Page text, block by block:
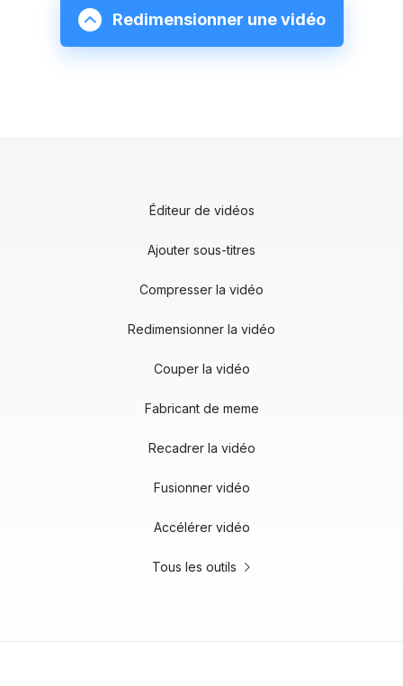
Redimensionner une vidéo
Éditeur de vidéos
Ajouter sous-titres
Compresser la vidéo
Redimensionner la vidéo
Couper la vidéo
Fabricant de meme
Recadrer la vidéo
Fusionner vidéo
Accélérer vidéo
Tous les outils